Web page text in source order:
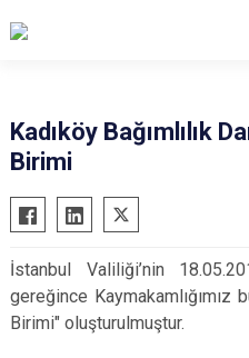
Adalar
Avcılar
Bahçelievler
Bakırköy
Kadıköy
Kağıthane
Kadıköy Bağımlılık
Birimi
İstanbul Valiliği’nin
gereğince Kaymakamlığımız
Birimi" oluşturulmuştur.